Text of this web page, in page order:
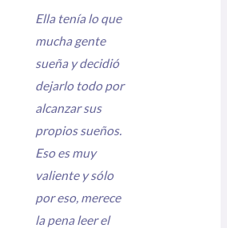
Ella tenía lo que
mucha gente
sueña y decidió
dejarlo todo por
alcanzar sus
propios sueños.
Eso es muy
valiente y sólo
por eso, merece
la pena leer el